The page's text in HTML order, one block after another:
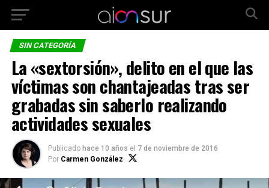
SIN CATEGORÍA
La «sextorsión», delito en el que las
víctimas son chantajeadas tras ser
grabadas sin saberlo realizando
actividades sexuales
Publicado hace 10 años el 7 de noviembre de 2016
Por Carmen González